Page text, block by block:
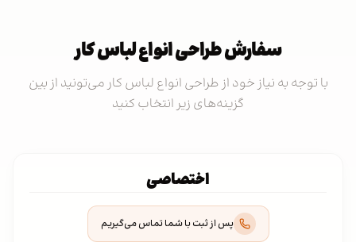
سفارش طراحی انواع لباس کار
با توجه به نیاز خود از طراحی انواع لباس کار می‌تونید از بین
گزینه‌های زیر انتخاب کنید
اختصاصی
پس از ثبت با شما تماس می‌گیریم